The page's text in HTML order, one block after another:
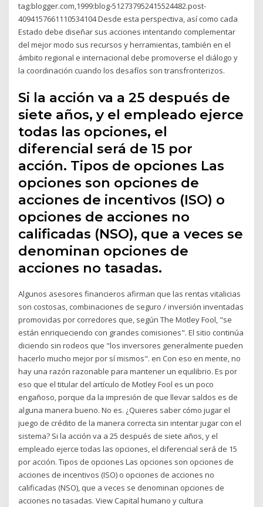
tag:blogger.com,1999:blog-512737952415524482.post-
4094157661110534104 Desde esta perspectiva, así como cada
Estado debe diseñar sus acciones intentando complementar
del mejor modo sus recursos y herramientas, también en el
ámbito regional e internacional debe promoverse el diálogo y
la coordinación cuando los desafíos son transfronterizos.
Si la acción va a 25 después de
siete años, y el empleado ejerce
todas las opciones, el
diferencial será de 15 por
acción. Tipos de opciones Las
opciones son opciones de
acciones de incentivos (ISO) o
opciones de acciones no
calificadas (NSO), que a veces se
denominan opciones de
acciones no tasadas.
Algunos asesores financieros afirman que las rentas vitalicias
son costosas, combinaciones de seguro / inversión inventadas
promovidas por corredores que, según The Motley Fool, "se
están enriqueciendo con grandes comisiones". El sitio continúa
diciendo sin rodeos que "los inversores generalmente pueden
hacerlo mucho mejor por sí mismos". en Con eso en mente, no
hay una razón razonable para mantener un equilibrio. Es por
eso que el titular del artículo de Motley Fool es un poco
engañoso, porque da la impresión de que llevar saldos es de
alguna manera bueno. No es. ¿Quieres saber cómo jugar el
juego de crédito de la manera correcta sin intentar jugar con el
sistema? Si la acción va a 25 después de siete años, y el
empleado ejerce todas las opciones, el diferencial será de 15
por acción. Tipos de opciones Las opciones son opciones de
acciones de incentivos (ISO) o opciones de acciones no
calificadas (NSO), que a veces se denominan opciones de
acciones no tasadas. View Capital humano y cultura